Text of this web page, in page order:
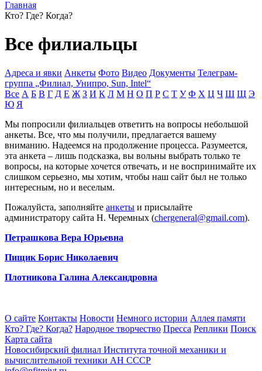
Главная
Кто? Где? Когда?
Все филиальцы
Адреса и явки Анкеты Фото Видео Документы Телеграм-
группа „Филиал, Унипро, Sun, Intel“
Все А Б В Г Д Е Ж З И К Л М Н О П Р С Т У Ф Х Ц Ч Ш Щ Э
Ю Я
Мы попросили филиальцев ответить на вопросы небольшой
анкеты. Все, что мы получили, предлагается вашему
вниманию. Надеемся на продолжение процесса. Разумеется,
эта анкета – лишь подсказка, вы вольны выбрать только те
вопросы, на которые хочется отвечать, и не воспринимайте их
слишком серьезно, мы хотим, чтобы наш сайт был не только
интересным, но и веселым.
Пожалуйста, заполняйте анкеты и присылайте
администратору сайта Н. Черемных (chergeneral@gmail.com).
Петрашкова Вера Юрьевна
Пищик Борис Николаевич
Плотникова Галина Александровна
О сайте Контакты Новости Немного истории Аллея памяти
Кто? Где? Когда? Народное творчество Пресса Реплики Поиск
Карта сайта
Новосибирский филиал Института точной механики и
вычислительной техники АН СССР